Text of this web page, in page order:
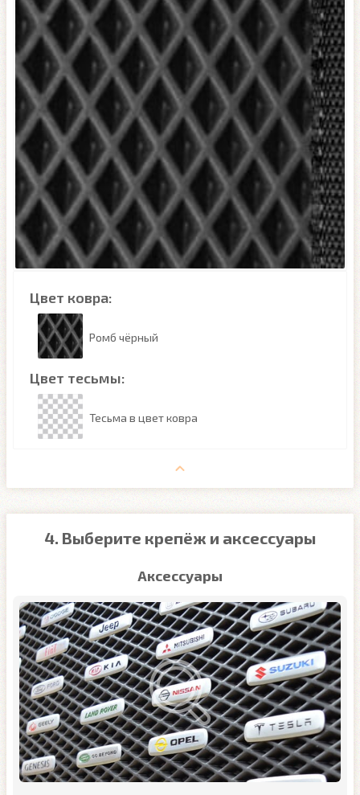
Цвет ковра:
Ромб чёрный
Цвет тесьмы:
Тесьма в цвет ковра
4. Выберите крепёж и аксессуары
Аксессуары